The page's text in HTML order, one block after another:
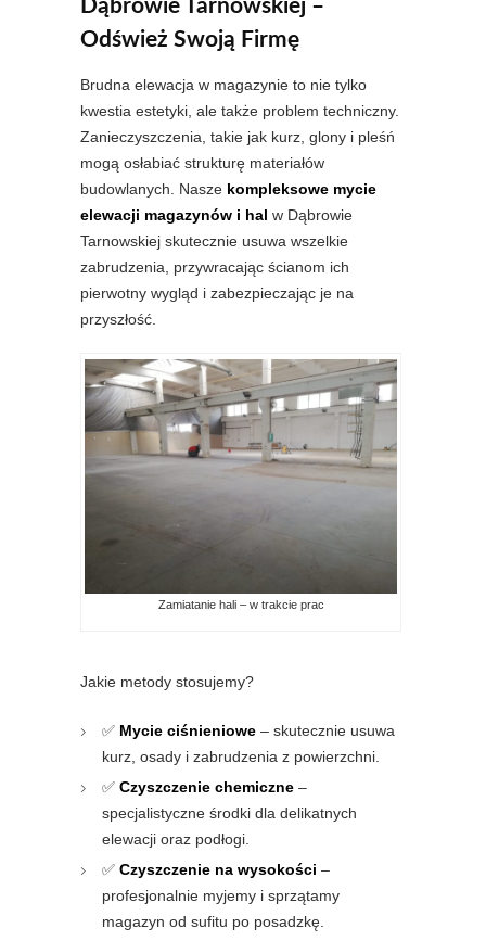
Dąbrowie Tarnowskiej –
Odśwież Swoją Firmę
Brudna elewacja w magazynie to nie tylko
kwestia estetyki, ale także problem techniczny.
Zanieczyszczenia, takie jak kurz, glony i pleśń
mogą osłabiać strukturę materiałów
budowlanych. Nasze kompleksowe mycie
elewacji magazynów i hal w Dąbrowie
Tarnowskiej skutecznie usuwa wszelkie
zabrudzenia, przywracając ścianom ich
pierwotny wygląd i zabezpieczając je na
przyszłość.
Zamiatanie hali – w trakcie prac
Jakie metody stosujemy?
✅ Mycie ciśnieniowe – skutecznie usuwa
kurz, osady i zabrudzenia z powierzchni.
✅ Czyszczenie chemiczne –
specjalistyczne środki dla delikatnych
elewacji oraz podłogi.
✅ Czyszczenie na wysokości –
profesjonalnie myjemy i sprzątamy
magazyn od sufitu po posadzkę.